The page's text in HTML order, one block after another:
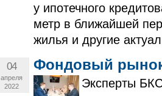
у ипотечного
метр в ближайшей
жилья и другие
04
апреля
2022
Фондовый
Эксперты